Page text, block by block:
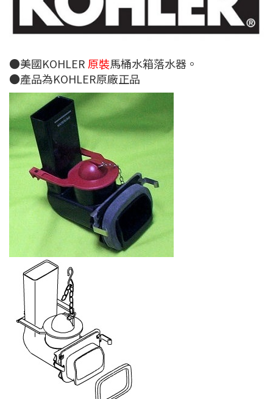
●美國KOHLER原裝馬桶水箱落水器。
●產品為KOHLER原廠正品